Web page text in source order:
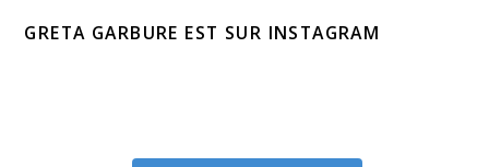
GRETA GARBURE EST SUR INSTAGRAM